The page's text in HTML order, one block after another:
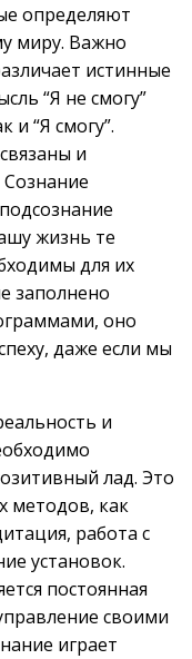
определяют
миру. Важно
истинные
“Я не смогу”
и “Я смогу”.
и
жизнь те
для их
заполнено
оно
даже если мы
и
лад. Это
методов, как
работа с
установок.
постоянная
своими
играет